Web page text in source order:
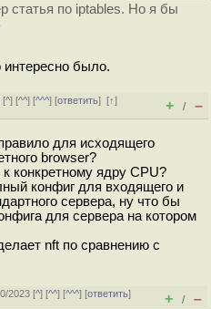
статья по iptables. Но я бы
интересно было.
[^] [^^] [^^^] [ответить][↑]
+ / –
для исходящего
browser?
конкретному ядру CPU?
конфиг для входящего и
сервера, ну что бы
для сервера на котором
nft по сравнению с
2023 [^] [^^] [^^^] [ответить]
+ / –